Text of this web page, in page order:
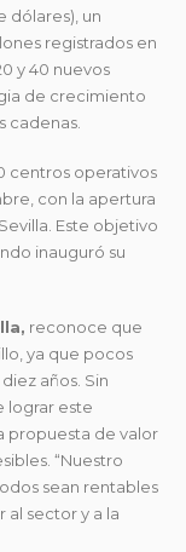
dólares), un
registrados en
y 40 nuevos
de crecimiento
cadenas.
centros operativos
con la apertura
Este objetivo
inauguró su
reconoce que
ya que pocos
años. Sin
lograr este
propuesta de valor
“Nuestro
sean rentables
sector y a la